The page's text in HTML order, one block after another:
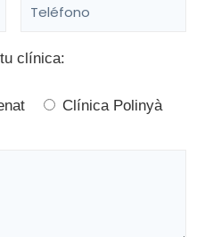
clínica:
Clínica Polinyà